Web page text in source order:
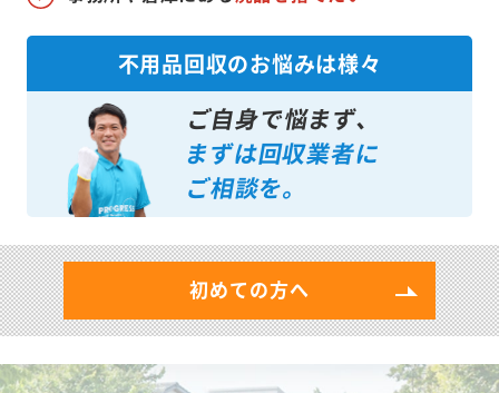
不用品回収のお悩みは様々
ご自身で悩まず、
まずは回収業者に
ご相談を。
初めての方へ